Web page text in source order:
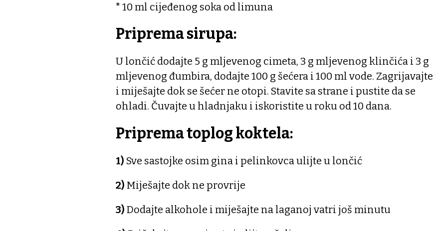
* 10 ml cijeđenog soka od limuna
Priprema sirupa:
U lončić dodajte 5 g mljevenog cimeta, 3 g mljevenog klinčića i 3 g
mljevenog đumbira, dodajte 100 g šećera i 100 ml vode. Zagrijavajte
i miješajte dok se šećer ne otopi. Stavite sa strane i pustite da se
ohladi. Čuvajte u hladnjaku i iskoristite u roku od 10 dana.
Priprema toplog koktela:
1) Sve sastojke osim gina i pelinkovca ulijte u lončić
2) Miješajte dok ne provrije
3) Dodajte alkohole i miješajte na laganoj vatri još minutu